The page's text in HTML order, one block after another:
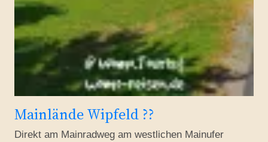
Mainlände Wipfeld ??
Direkt am Mainradweg am westlichen Mainufer